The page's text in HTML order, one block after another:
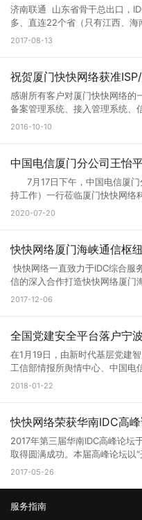
济南联通 山东省骨干总出口，IDC网络连
多、直连22个省（只有江西、海
新疆没有直连）。第二名是北京，直连20个省。
联通核心资源已由快快网络山东分公司独家
--------------- 高防A型：G口20M独享 60G防御 399元/月 高防B型：
G口30M独享 100G防御 699元/月 高防C型：G口100M独享
1299元/月 高防D型：G口100M独享 300G防御 1799元/月 适合：游
戏，网站，APP，北方联通布点等业务
仅售999元/月 微端大带宽B型： 200M带宽 120G防御 仅售1799元/月
适合：大带宽资源加载，下载业务，
-------------------------------------------- 新老客
+2元 免费体验高防C型3天时间。 服务器开始售卖。 各位速速联系
商务领取免费
2017-08-13
祝贺厦门快快网络获准
感谢所有客户对厦门快快网络的一路相伴，
备案管理系统、接入管理系统、
经通信管局审批通过取得增值电
2016-10-10
中国电信厦门分公司王怡
7月17日下午，中国电信厦门
持工作）一行莅临厦门快快网络
前公司的运营情况及发展规划，
随后，由党支部书记张功洪作党
快快网络CEO林思弘介绍公司的基本情况 在详细了
况后，王怡平对公司当前的发展
环境、未来发展大势等方面阐述
战。他强调，5G网络是“新基建
强技术攻关，积极培育更多基于
用和发展。 林思弘代表公司感谢中国电信厦门分公司长期以来的大力
支持和帮助，希望双方能够进一
2020-07-20
快快网络厦门海峡通信枢
快快网络一直致力于IDC综合服
信的深入合作打造快快网络厦门
步深耕厦门市场，将云安全业务推向更广阔
出口带宽近2T级，配套三个回路
枢纽机房是快快网络公司2017年全力
房配电系统容量为22342KVA，
9600KVA，两组一备。并设有4
作为后备电源，总容量为
6330KW，两套系统互为备份，
制在：22±3摄氏度，相对湿度：30%~70%。
电信强大的技术力量和网络资源
温湿度等。采用数字式视频安防
2017-12-06
全国党建安全平台落户宁
在1月19日，由新时代基层党建
工信部情报所舆情中心、中国电
同建设的“全国党务政务网络防
的增加，想要顺畅的链接，高速
功，“党务政务网络信息安全防
正式启动表示祝贺，快快网络将
安全防护平台还建立面向党务政
心，建立统一高效的网络安全风
制，提高漏洞可发现、风险可防
机会。 今后，全国党政机关、企事业单位只需登录党建先锋网站，
2018-01-22
快快网络荣获华南IDC高
2017年第三届华南IDC高峰论坛
取得圆满成功。本届高峰论坛以
国各地的著名IDC服务商参加了
年度最具价值新锐奖 参展嘉宾代表进行演讲，深度剖析IDC的发展以及未
2017-05-26
服务指南